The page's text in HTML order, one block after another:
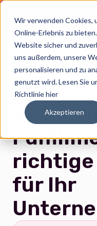
Wir verwenden Cookies,
Online-Erlebnis zu
Website sicher und
uns außerdem, unsere
personalisieren und zu
genutzt wird.Lesen Sie
Richtlinie hier
Akzeptieren
Wir haben den
übernommen 🇳🇱
3PL vs.
für Ihr